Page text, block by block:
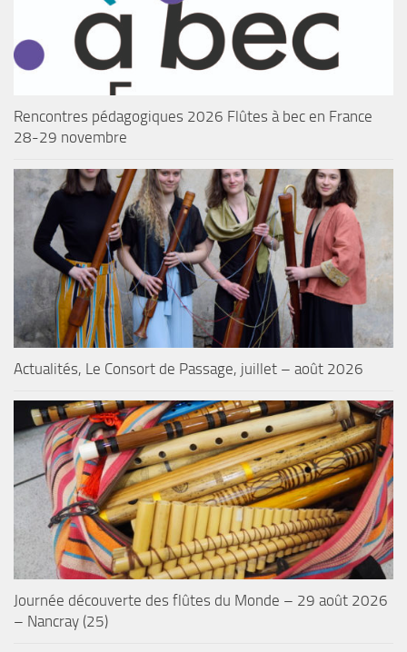
Rencontres pédagogiques 2026 Flûtes à bec en France
28-29 novembre
Actualités, Le Consort de Passage, juillet – août 2026
Journée découverte des flûtes du Monde – 29 août 2026
– Nancray (25)